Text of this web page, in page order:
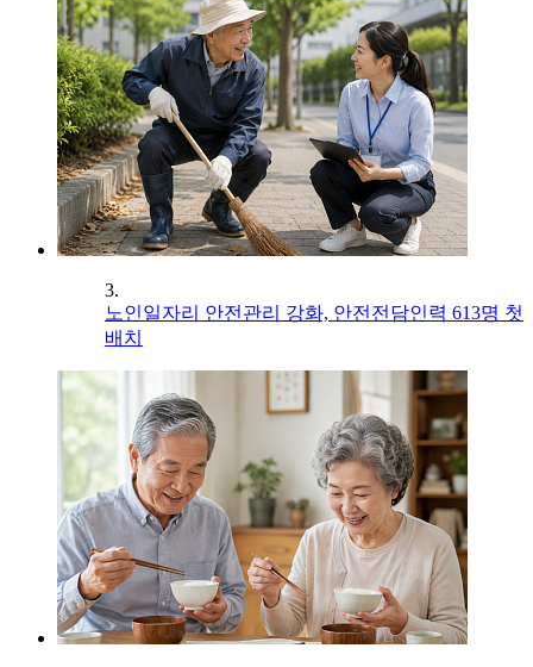
3.
노인일자리 안전관리 강화, 안전전담인력 613명 첫
배치